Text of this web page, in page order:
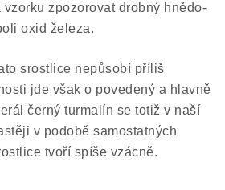
vzorku zpozorovat drobný hnědo-
oxid železa.
srostlice nepůsobí příliš
jde však o povedený a hlavně
černý turmalín se totiž v naší
v podobě samostatných
tvoří spíše vzácně.